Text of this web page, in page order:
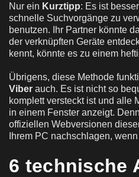
Nur ein Kurztipp: Es ist
schnelle Suchvorgänge zu
benutzen. Ihr Partner könnte
der verknüpften Geräte
kennt, könnte es zu einem
Übrigens, diese Methode
Viber auch. Es ist nicht so
komplett versteckt ist und alle
in einem Fenster anzeigt.
offiziellen Webversionen
Ihrem PC nachschlagen,
6 technische